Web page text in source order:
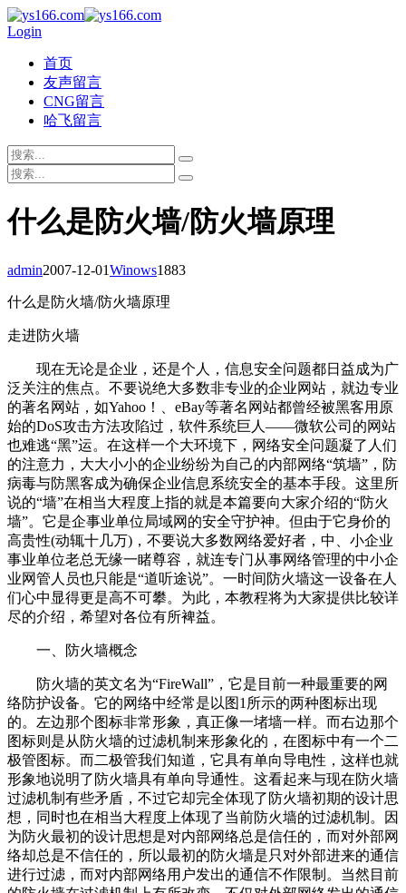
Login
首页
友声留言
CNG留言
哈飞留言
什么是防火墙/防火墙原理
admin2007-12-01Winows1883
什么是防火墙/防火墙原理
走进防火墙
现在无论是企业，还是个人，信息安全问题都日益成为广
泛关注的焦点。不要说绝大多数非专业的企业网站，就边专业
的著名网站，如Yahoo！、eBay等著名网站都曾经被黑客用原
始的DoS攻击方法攻陷过，软件系统巨人——微软公司的网站
也难逃“黑”运。在这样一个大环境下，网络安全问题凝了人们
的注意力，大大小小的企业纷纷为自己的内部网络“筑墙”，防
病毒与防黑客成为确保企业信息系统安全的基本手段。这里所
说的“墙”在相当大程度上指的就是本篇要向大家介绍的“防火
墙”。它是企事业单位局域网的安全守护神。但由于它身价的
高贵性(动辄十几万)，不要说大多数网络爱好者，中、小企业
事业单位老总无缘一睹尊容，就连专门从事网络管理的中小企
业网管人员也只能是“道听途说”。一时间防火墙这一设备在人
们心中显得更是高不可攀。为此，本教程将为大家提供比较详
尽的介绍，希望对各位有所裨益。
一、防火墙概念
防火墙的英文名为“FireWall”，它是目前一种最重要的网
络防护设备。它的网络中经常是以图1所示的两种图标出现
的。左边那个图标非常形象，真正像一堵墙一样。而右边那个
图标则是从防火墙的过滤机制来形象化的，在图标中有一个二
极管图标。而二极管我们知道，它具有单向导电性，这样也就
形象地说明了防火墙具有单向导通性。这看起来与现在防火墙
过滤机制有些矛盾，不过它却完全体现了防火墙初期的设计思
想，同时也在相当大程度上体现了当前防火墙的过滤机制。因
为防火最初的设计思想是对内部网络总是信任的，而对外部网
络却总是不信任的，所以最初的防火墙是只对外部进来的通信
进行过滤，而对内部网络用户发出的通信不作限制。当然目前